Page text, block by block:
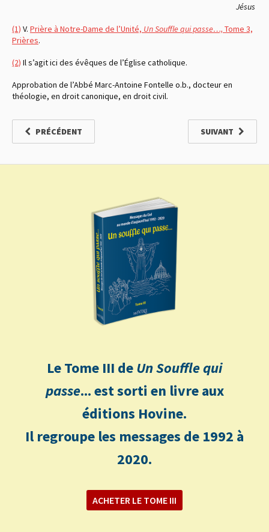
Jésus
(1) V. Prière à Notre-Dame de l’Unité, Un Souffle qui passe…, Tome 3,
Prières.
(2) Il s’agit ici des évêques de l’Église catholique.
Approbation de l’Abbé Marc-Antoine Fontelle o.b., docteur en
théologie, en droit canonique, en droit civil.
PRÉCÉDENT SUIVANT
Le Tome III deUn Souffle qui
passe... est sorti en livre aux
éditions Hovine.
Il regroupe les messages de 1992 à
2020.
ACHETER LE TOME III